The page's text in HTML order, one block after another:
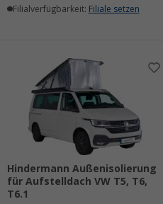
Filialverfügbarkeit: Filiale setzen
Hindermann Außenisolierung
für Aufstelldach VW T5, T6,
T6.1